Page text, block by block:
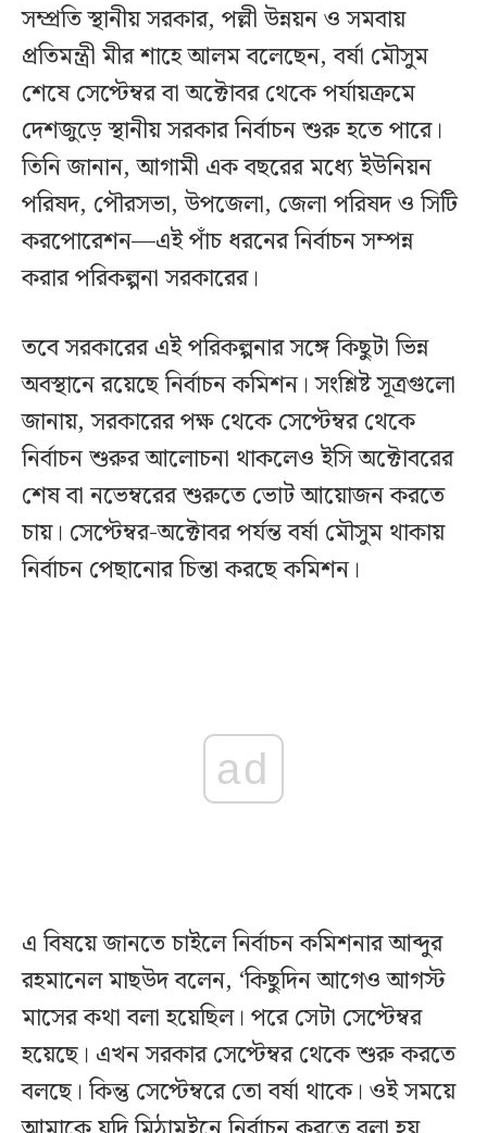
সম্প্রতি স্থানীয় সরকার, পল্লী উন্নয়ন ও সমবায়
প্রতিমন্ত্রী মীর শাহে আলম বলেছেন, বর্ষা মৌসুম
শেষে সেপ্টেম্বর বা অক্টোবর থেকে পর্যায়ক্রমে
দেশজুড়ে স্থানীয় সরকার নির্বাচন শুরু হতে পারে।
তিনি জানান, আগামী এক বছরের মধ্যে ইউনিয়ন
পরিষদ, পৌরসভা, উপজেলা, জেলা পরিষদ ও সিটি
করপোরেশন—এই পাঁচ ধরনের নির্বাচন সম্পন্ন
করার পরিকল্পনা সরকারের।
তবে সরকারের এই পরিকল্পনার সঙ্গে কিছুটা ভিন্ন
অবস্থানে রয়েছে নির্বাচন কমিশন। সংশ্লিষ্ট সূত্রগুলো
জানায়, সরকারের পক্ষ থেকে সেপ্টেম্বর থেকে
নির্বাচন শুরুর আলোচনা থাকলেও ইসি অক্টোবরের
শেষ বা নভেম্বরের শুরুতে ভোট আয়োজন করতে
চায়। সেপ্টেম্বর-অক্টোবর পর্যন্ত বর্ষা মৌসুম থাকায়
নির্বাচন পেছানোর চিন্তা করছে কমিশন।
ad
এ বিষয়ে জানতে চাইলে নির্বাচন কমিশনার আব্দুর
রহমানেল মাছউদ বলেন, ‘কিছুদিন আগেও আগস্ট
মাসের কথা বলা হয়েছিল। পরে সেটা সেপ্টেম্বর
হয়েছে। এখন সরকার সেপ্টেম্বর থেকে শুরু করতে
বলছে। কিন্তু সেপ্টেম্বরে তো বর্ষা থাকে। ওই সময়ে